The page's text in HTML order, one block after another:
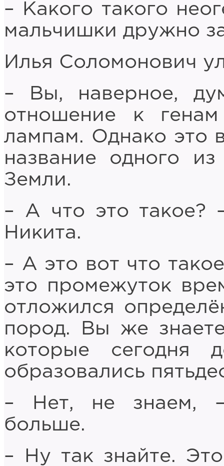
– Какого такого
мальчишки дружно
Илья Соломонович
– Вы, наверное,
отношение к
лампам. Однако это
название одного из
Земли.
– А что это такое?
Никита.
– А это вот что
это промежуток
отложился
пород. Вы же
которые сегодня
образовались
– Нет, не знаем,
больше.
– Ну так знайте.